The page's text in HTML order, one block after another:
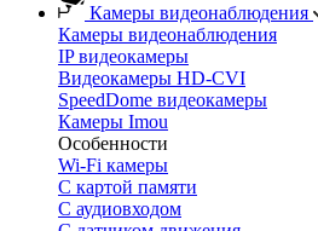
Камеры видеонаблюдения
Камеры видеонаблюдения
IP видеокамеры
Видеокамеры HD-CVI
SpeedDome видеокамеры
Камеры Imou
Особенности
Wi-Fi камеры
С картой памяти
С аудиовходом